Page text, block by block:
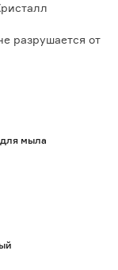
разрушается от
мыла